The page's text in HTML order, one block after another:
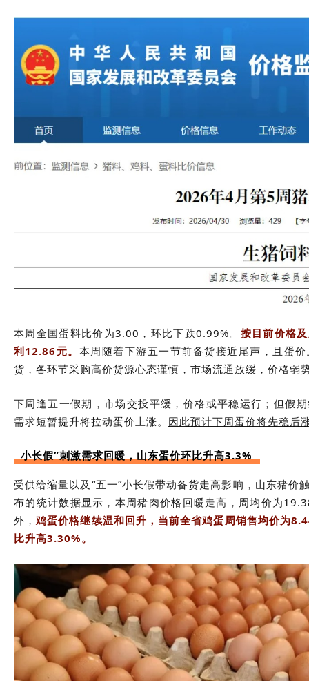
本周全国蛋料比价为3.00，环比下跌0.99%。 按目前价格
利12.86元。 本周随着下游五一节前备货接近尾声，且蛋
货，各环节采购高价货源心态谨慎，市场流通放缓，价格弱
下周逢五一假期，市场交投平缓，价格或平稳运行；但假
需求短暂提升将拉动蛋价上涨。 因此预计下周蛋价将先稳后
小长假”刺激需求回暖，山东蛋价环比升高3.3%
受供给缩量以及“五一”小长假带动备货走高影响，山东猪价
布的统计数据显示，本周猪肉价格回暖走高，周均价为
外，鸡蛋价格继续温和回升，当前全省鸡蛋周销售均价为
比升高3.30%。